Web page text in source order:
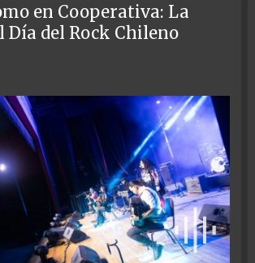
en Cooperativa: La
Día del Rock Chileno